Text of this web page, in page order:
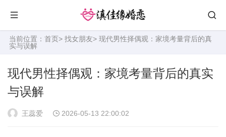
当前位置： 首页> 找女朋友> 现代男性择偶观：家境考量背后的真
实与误解
现代男性择偶观：家境考量背后的真实
与误解
王蕊爱 2026-05-13 22:00:02